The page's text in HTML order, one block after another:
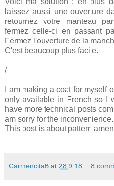
Voici ma solution : en plus
laissez aussi une ouverture
retournez votre manteau
fermez celle-ci en passant
Fermez l'ouverture de la
C'est beaucoup plus facile.
/
I am making a coat for myself
only available in French so I
have more technical posts
am sorry for the inconvenience.
This post is about pattern
CarmencitaB at 28.9.18 8